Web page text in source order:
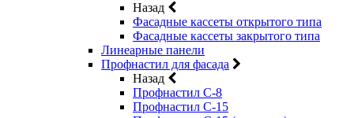
Назад
Фасадные кассеты открытого типа
Фасадные кассеты закрытого типа
Линеарные панели
Профнастил для фасада
Назад
Профнастил С-8
Профнастил С-15